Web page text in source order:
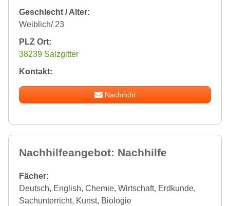
Geschlecht / Alter:
Weiblich/ 23
PLZ Ort:
38239 Salzgitter
Kontakt:
Nachricht
Nachhilfeangebot: Nachhilfe
Fächer:
Deutsch, English, Chemie, Wirtschaft, Erdkunde,
Sachunterricht, Kunst, Biologie